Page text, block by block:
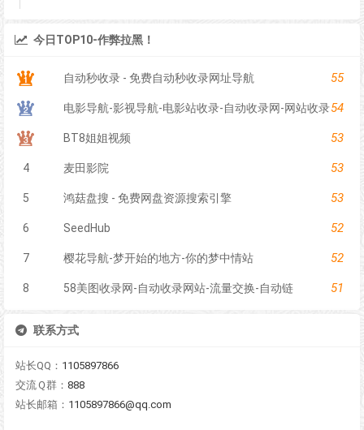
今日TOP10-作弊拉黑！
自动秒收录 - 免费自动秒收录网址导航 55
电影导航-影视导航-电影站收录-自动收录网-网站收录54
BT8姐姐视频 53
4 麦田影院 53
5 鸿菇盘搜 - 免费网盘资源搜索引擎 53
6 SeedHub 52
7 樱花导航-梦开始的地方-你的梦中情站 52
8 58美图收录网-自动收录网站-流量交换-自动链 51
联系方式
站长QQ： 1105897866
交流Ｑ群： 888
站长邮箱： 1105897866@qq.com